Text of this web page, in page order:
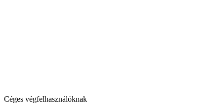
Céges végfelhasználóknak